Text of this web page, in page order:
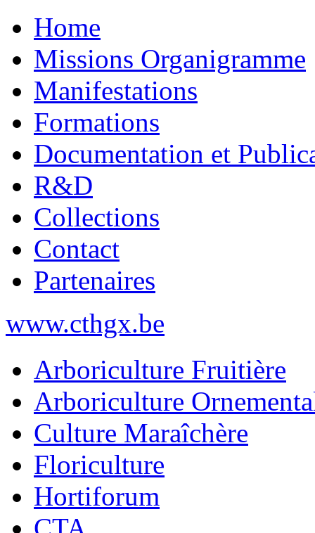
Home
Missions Organigramme
Manifestations
Formations
Documentation et
R&D
Collections
Contact
Partenaires
www.cthgx.be
Arboriculture Fruitière
Arboriculture
Culture Maraîchère
Floriculture
Hortiforum